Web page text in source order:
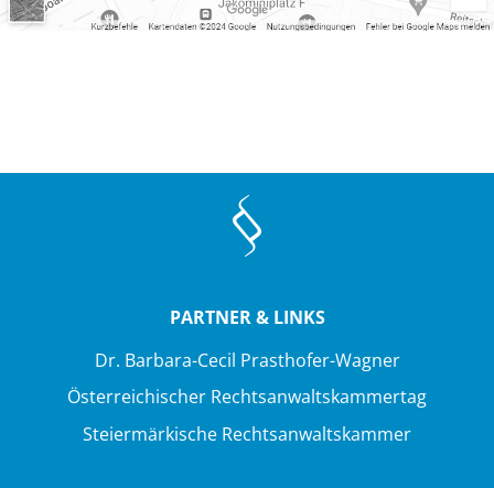
PARTNER & LINKS
Dr. Barbara-Cecil Prasthofer-Wagner
Österreichischer Rechtsanwaltskammertag
Steiermärkische Rechtsanwaltskammer